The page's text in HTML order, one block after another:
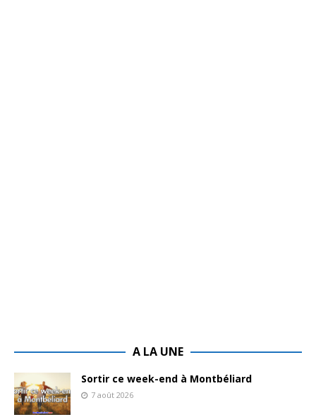
A LA UNE
Sortir ce week-end à Montbéliard
7 août 2026